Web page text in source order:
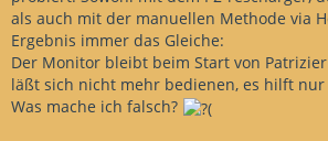
als auch mit der manuellen Methode via
Ergebnis immer das Gleiche:
Der Monitor bleibt beim Start von Patrizier
läßt sich nicht mehr bedienen, es hilft nur
Was mache ich falsch?